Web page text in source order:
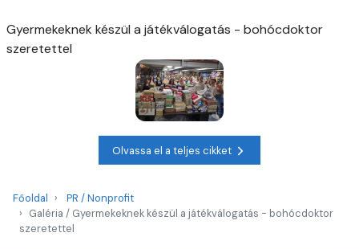
Gyermekeknek készül a játékválogatás - bohócdoktor
szeretettel
Olvassa el a teljes cikket
Főoldal
PR / Nonprofit
Galéria / Gyermekeknek készül a játékválogatás - bohócdoktor
szeretettel